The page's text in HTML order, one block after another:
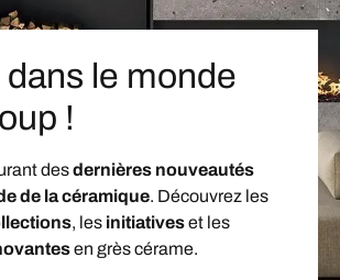
le monde
!
desdernières nouveautés
de la céramique. Découvrez les
, les initiativeset les
en grès cérame.